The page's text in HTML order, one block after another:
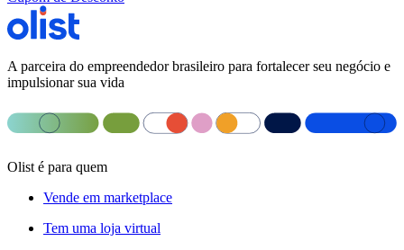
A parceira do empreendedor brasileiro para fortalecer seu negócio e
impulsionar sua vida
Olist é para quem
Vende em marketplace
Tem uma loja virtual